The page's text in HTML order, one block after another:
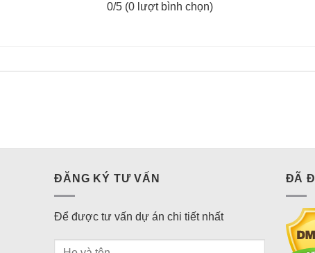
0/5 (0lượt bình chọn)
ĐĂNG KÝ TƯ VẤN
Để được tư vấn dự án chi tiết nhất
ĐÃ